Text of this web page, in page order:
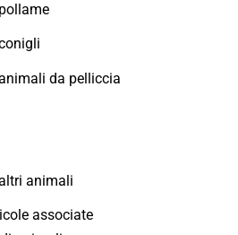
da pelliccia
animali
associate